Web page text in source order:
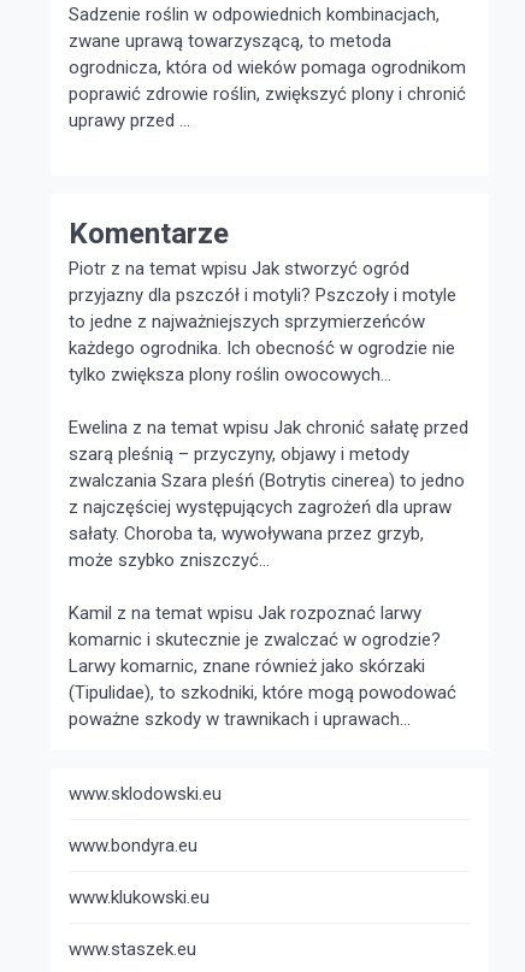
Sadzenie roślin w odpowiednich kombinacjach,
zwane uprawą towarzyszącą, to metoda
ogrodnicza, która od wieków pomaga ogrodnikom
poprawić zdrowie roślin, zwiększyć plony i chronić
uprawy przed …
Komentarze
Piotr z na temat wpisu Jak stworzyć ogród
przyjazny dla pszczół i motyli? Pszczoły i motyle
to jedne z najważniejszych sprzymierzeńców
każdego ogrodnika. Ich obecność w ogrodzie nie
tylko zwiększa plony roślin owocowych...
Ewelina z na temat wpisu Jak chronić sałatę przed
szarą pleśnią – przyczyny, objawy i metody
zwalczaniaSzara pleśń (Botrytis cinerea) to jedno
z najczęściej występujących zagrożeń dla upraw
sałaty. Choroba ta, wywoływana przez grzyb,
może szybko zniszczyć...
Kamil z na temat wpisu Jak rozpoznać larwy
komarnic i skutecznie je zwalczać w ogrodzie?
Larwy komarnic, znane również jako skórzaki
(Tipulidae), to szkodniki, które mogą powodować
poważne szkody w trawnikach i uprawach...
www.sklodowski.eu
www.bondyra.eu
www.klukowski.eu
www.staszek.eu